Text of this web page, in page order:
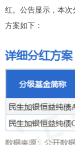
红。公告显示，本
方案如下：